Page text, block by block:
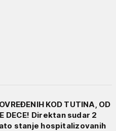
KOD TUTINA, OD
DECE! Direktan sudar 2
stanje hospitalizovanih